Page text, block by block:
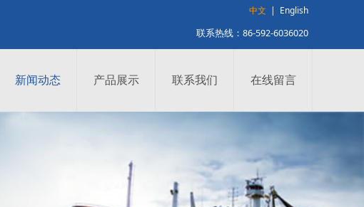
中文 | English
联系热线：86-592-6036020
新闻动态 产品展示 联系我们 在线留言